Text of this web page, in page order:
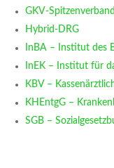
GKV-Spitzenverband
Hybrid-DRG
InBA – Institut des
InEK – Institut für
KBV –
KHEntgG –
SGB –